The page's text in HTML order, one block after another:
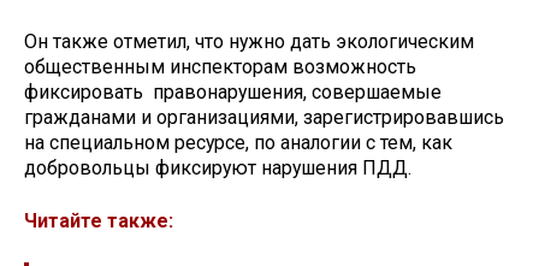
Он также отметил, что нужно дать экологическим
общественным инспекторам возможность
фиксировать правонарушения, совершаемые
гражданами и организациями, зарегистрировавшись
на специальном ресурсе, по аналогии с тем, как
добровольцы фиксируют нарушения ПДД.
Читайте также: